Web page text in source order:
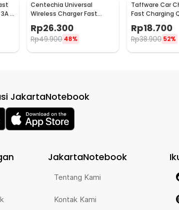
-
Centechia Universal
Wireless Charger Fast
Charging Station Base 2A
10W - K8
Rp26.300
Rp49.900 48%
Taffware Car
Fast Charging
A Port 7A 35W -
Rp18.700
Rp38.900 52%
JakartaNotebook
JakartaNotebook
Tentang Kami
Kontak Kami